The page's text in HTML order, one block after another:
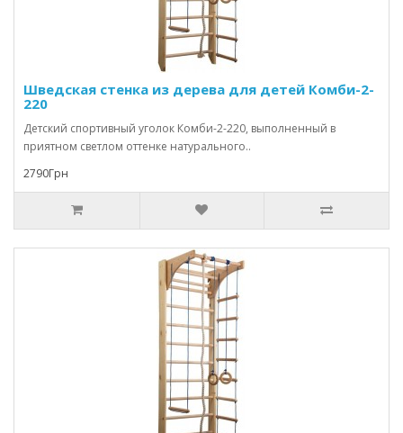
Шведская стенка из дерева для детей Комби-2-
220
Детский спортивный уголок Комби-2-220, выполненный в
приятном светлом оттенке натурального..
2790Грн